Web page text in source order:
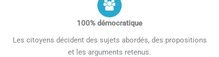
100% démocratique
Les citoyens décident des sujets abordés, des propositions
et les arguments retenus.